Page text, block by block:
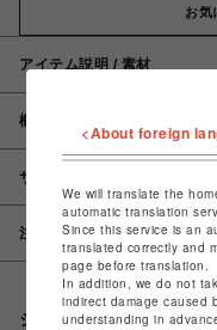
お気
アイテム説明 / 素材
概要
サイズ
注意事項
シェアする
<About foreign
We will translate the
automatic translation
Since this service is an
translated correctly and
page before translation.
In addition, we do not
indirect damage caused
understanding in